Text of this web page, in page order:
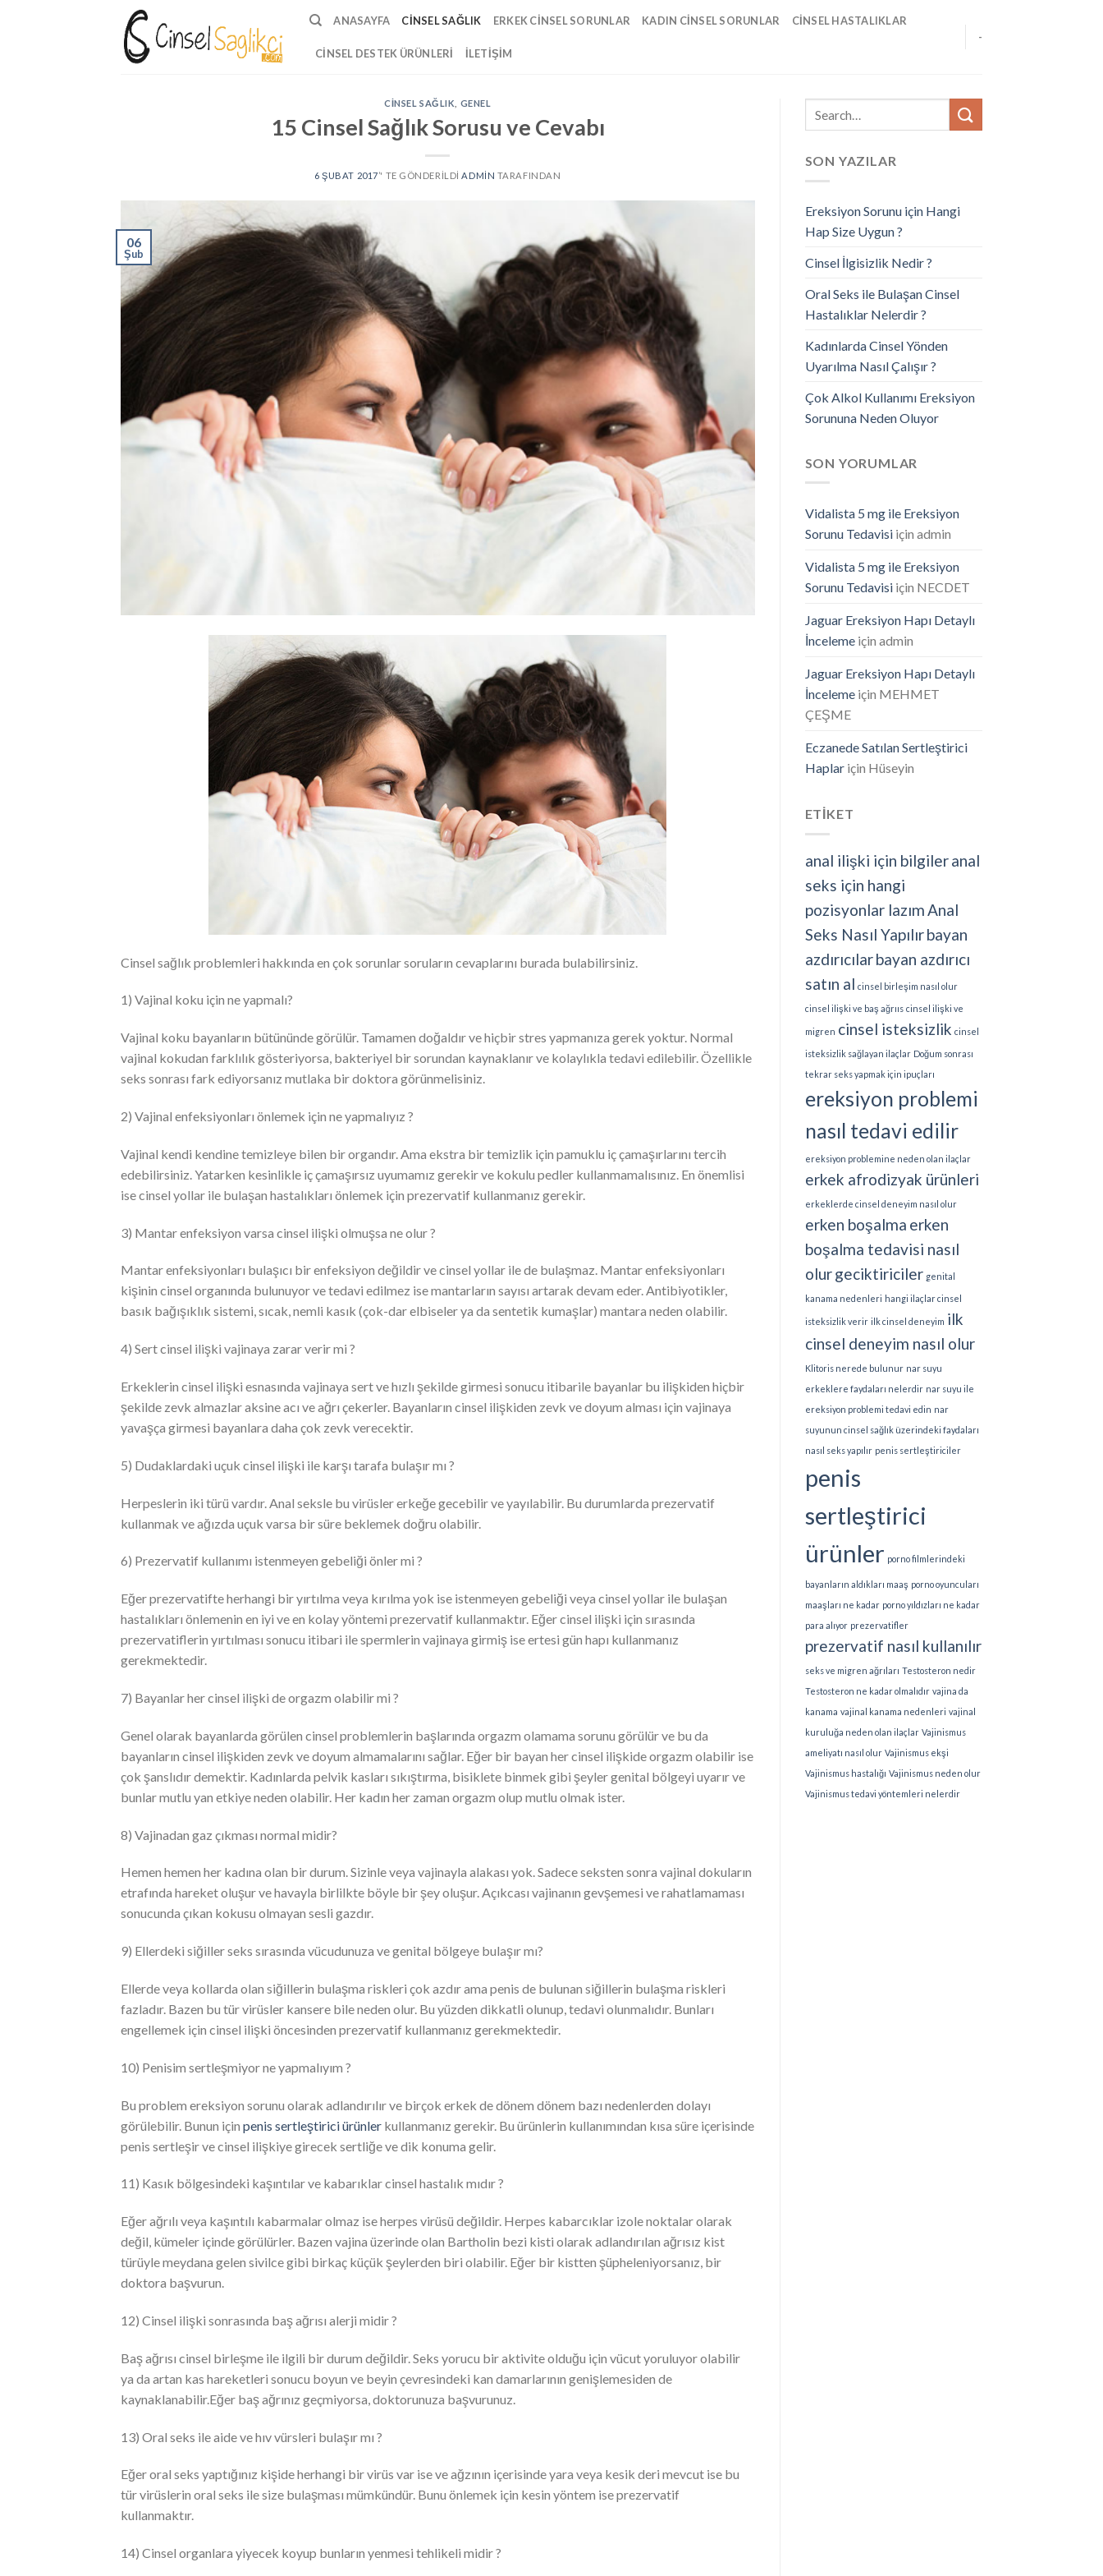
ANASAYFA CINSEL SAĞLIK ERKEK CINSEL SORUNLAR KADIN CINSEL SORUNLAR CINSEL HASTALIKLAR
CINSEL DESTEK ÜRÜNLERI İLETIŞIM
-
CINSEL SAĞLIK GENEL
15 Cinsel Sağlık Sorusu ve Cevabı
6 ŞUBAT 2017’' TE GÖNDERILDI ADMIN TARAFINDAN
06
Şub
Cinsel sağlık problemleri hakkında en çok sorunlar soruların cevaplarını burada bulabilirsiniz.
1) Vajinal koku için ne yapmalı?
Vajinal koku bayanların bütününde görülür. Tamamen doğaldır ve hiçbir stres yapmanıza gerek yoktur. Normal
vajinal kokudan farklılık gösteriyorsa, bakteriyel bir sorundan kaynaklanır ve kolaylıkla tedavi edilebilir. Özellikle
seks sonrası fark ediyorsanız mutlaka bir doktora görünmelisiniz.
2) Vajinal enfeksiyonları önlemek için ne yapmalıyız ?
Vajinal kendi kendine temizleye bilen bir organdır. Ama ekstra bir temizlik için pamuklu iç çamaşırlarını tercih
edebilirsiniz. Yatarken kesinlikle iç çamaşırsız uyumamız gerekir ve kokulu pedler kullanmamalısınız. En önemlisi
ise cinsel yollar ile bulaşan hastalıkları önlemek için prezervatif kullanmanız gerekir.
3) Mantar enfeksiyon varsa cinsel ilişki olmuşsa ne olur ?
Mantar enfeksiyonları bulaşıcı bir enfeksiyon değildir ve cinsel yollar ile de bulaşmaz. Mantar enfeksiyonları
kişinin cinsel organında bulunuyor ve tedavi edilmez ise mantarların sayısı artarak devam eder. Antibiyotikler,
basık bağışıklık sistemi, sıcak, nemli kasık (çok-dar elbiseler ya da sentetik kumaşlar) mantara neden olabilir.
4) Sert cinsel ilişki vajinaya zarar verir mi ?
Erkeklerin cinsel ilişki esnasında vajinaya sert ve hızlı şekilde girmesi sonucu itibarile bayanlar bu ilişkiden hiçbir
şekilde zevk almazlar aksine acı ve ağrı çekerler. Bayanların cinsel ilişkiden zevk ve doyum alması için vajinaya
yavaşça girmesi bayanlara daha çok zevk verecektir.
5) Dudaklardaki uçuk cinsel ilişki ile karşı tarafa bulaşır mı ?
Herpeslerin iki türü vardır. Anal seksle bu virüsler erkeğe gecebilir ve yayılabilir. Bu durumlarda prezervatif
kullanmak ve ağızda uçuk varsa bir süre beklemek doğru olabilir.
6) Prezervatif kullanımı istenmeyen gebeliği önler mi ?
Eğer prezervatifte herhangi bir yırtılma veya kırılma yok ise istenmeyen gebeliği veya cinsel yollar ile bulaşan
hastalıkları önlemenin en iyi ve en kolay yöntemi prezervatif kullanmaktır. Eğer cinsel ilişki için sırasında
prezervatiflerin yırtılması sonucu itibari ile spermlerin vajinaya girmiş ise ertesi gün hapı kullanmanız
gerekmektedir.
7) Bayanlar her cinsel ilişki de orgazm olabilir mi ?
Genel olarak bayanlarda görülen cinsel problemlerin başlarında orgazm olamama sorunu görülür ve bu da
bayanların cinsel ilişkiden zevk ve doyum almamalarını sağlar. Eğer bir bayan her cinsel ilişkide orgazm olabilir ise
çok şanslıdır demektir. Kadınlarda pelvik kasları sıkıştırma, bisiklete binmek gibi şeyler genital bölgeyi uyarır ve
bunlar mutlu yan etkiye neden olabilir. Her kadın her zaman orgazm olup mutlu olmak ister.
8) Vajinadan gaz çıkması normal midir?
Hemen hemen her kadına olan bir durum. Sizinle veya vajinayla alakası yok. Sadece seksten sonra vajinal dokuların
etrafında hareket oluşur ve havayla birlilkte böyle bir şey oluşur. Açıkcası vajinanın gevşemesi ve rahatlamaması
sonucunda çıkan kokusu olmayan sesli gazdır.
9) Ellerdeki siğiller seks sırasında vücudunuza ve genital bölgeye bulaşır mı?
Ellerde veya kollarda olan siğillerin bulaşma riskleri çok azdır ama penis de bulunan siğillerin bulaşma riskleri
fazladır. Bazen bu tür virüsler kansere bile neden olur. Bu yüzden dikkatli olunup, tedavi olunmalıdır. Bunları
engellemek için cinsel ilişki öncesinden prezervatif kullanmanız gerekmektedir.
10) Penisim sertleşmiyor ne yapmalıyım ?
Bu problem ereksiyon sorunu olarak adlandırılır ve birçok erkek de dönem dönem bazı nedenlerden dolayı
görülebilir. Bunun için penis sertleştirici ürünler kullanmanız gerekir. Bu ürünlerin kullanımından kısa süre içerisinde
penis sertleşir ve cinsel ilişkiye girecek sertliğe ve dik konuma gelir.
11) Kasık bölgesindeki kaşıntılar ve kabarıklar cinsel hastalık mıdır ?
Eğer ağrılı veya kaşıntılı kabarmalar olmaz ise herpes virüsü değildir. Herpes kabarcıklar izole noktalar olarak
değil, kümeler içinde görülürler. Bazen vajina üzerinde olan Bartholin bezi kisti olarak adlandırılan ağrısız kist
türüyle meydana gelen sivilce gibi birkaç küçük şeylerden biri olabilir. Eğer bir kistten şüpheleniyorsanız, bir
doktora başvurun.
12) Cinsel ilişki sonrasında baş ağrısı alerji midir ?
Baş ağrısı cinsel birleşme ile ilgili bir durum değildir. Seks yorucu bir aktivite olduğu için vücut yoruluyor olabilir
ya da artan kas hareketleri sonucu boyun ve beyin çevresindeki kan damarlarının genişlemesiden de
kaynaklanabilir.Eğer baş ağrınız geçmiyorsa, doktorunuza başvurunuz.
13) Oral seks ile aide ve hıv vürsleri bulaşır mı ?
Eğer oral seks yaptığınız kişide herhangi bir virüs var ise ve ağzının içerisinde yara veya kesik deri mevcut ise bu
tür virüslerin oral seks ile size bulaşması mümkündür. Bunu önlemek için kesin yöntem ise prezervatif
kullanmaktır.
14) Cinsel organlara yiyecek koyup bunların yenmesi tehlikeli midir ?
SON YAZILAR
Ereksiyon Sorunu için Hangi
Hap Size Uygun ?
Cinsel İlgisizlik Nedir ?
Oral Seks ile Bulaşan Cinsel
Hastalıklar Nelerdir ?
Kadınlarda Cinsel Yönden
Uyarılma Nasıl Çalışır ?
Çok Alkol Kullanımı Ereksiyon
Sorununa Neden Oluyor
SON YORUMLAR
Vidalista 5 mg ile Ereksiyon
Sorunu Tedavisiiçin admin
Vidalista 5 mg ile Ereksiyon
Sorunu Tedavisiiçin NECDET
Jaguar Ereksiyon Hapı Detaylı
İncelemeiçin admin
Jaguar Ereksiyon Hapı Detaylı
İncelemeiçin MEHMET
ÇEŞME
Eczanede Satılan Sertleştirici
Haplariçin Hüseyin
ETİKET
anal ilişki için bilgileranal
seks için hangi
pozisyonlar lazımAnal
Seks Nasıl Yapılırbayan
azdırıcılarbayan azdırıcı
satın al cinsel birleşim nasıl olur
cinsel ilişki ve baş ağrııs cinsel ilişki ve
migren cinsel isteksizlik cinsel
isteksizlik sağlayan ilaçlar Doğum sonrası
tekrar seks yapmak için ipuçları
ereksiyon problemi
nasıl tedavi edilir
ereksiyon problemine neden olan ilaçlar
erkek afrodizyak ürünleri
erkeklerde cinsel deneyim nasıl olur
erken boşalma erken
boşalma tedavisi nasıl
olurgeciktiriciler genital
kanama nedenleri hangi ilaçlar cinsel
isteksizlik verir ilk cinsel deneyim ilk
cinsel deneyim nasıl olur
Klitoris nerede bulunur nar suyu
erkeklere faydaları nelerdir nar suyu ile
ereksiyon problemi tedavi edin nar
suyunun cinsel sağlık üzerindeki faydaları
nasıl seks yapılır penis sertleştiriciler
penis
sertleştirici
ürünler porno filmlerindeki
bayanların aldıkları maaş porno oyuncuları
maaşları ne kadar porno yıldızları ne kadar
para alıyor prezervatifler
prezervatif nasıl kullanılır
seks ve migren ağrıları Testosteron nedir
Testosteron ne kadar olmalıdır vajina da
kanama vajinal kanama nedenleri vajinal
kuruluğa neden olan ilaçlar Vajinismus
ameliyatı nasıl olur Vajinismus ekşi
Vajinismus hastalığı Vajinismus neden olur
Vajinismus tedavi yöntemleri nelerdir